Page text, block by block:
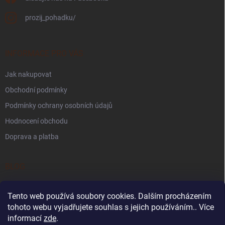
Tento web používá soubory cookies. Dalším procházením
tohoto webu vyjadřujete souhlas s jejich používáním.. Více
informací zde.
prozij_pohadku/
Jak nakupovat
Obchodní podmínky
Podmínky ochrany osobních údajů
Hodnocení obchodu
Doprava a platba
BLOG
Světový den včel: 5 aktivit o včelách pro děti ve školce i doma
Sensory play pro děti: co to je a proč je důležité?